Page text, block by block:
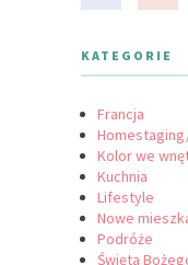
KATEGORIE
Francja
Kolor we
Kuchnia
Lifestyle
Nowe
Podróże
Święta